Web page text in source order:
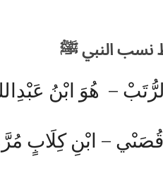
– هُوَ ابْنُ
– ابْنِ كِلَابٍ